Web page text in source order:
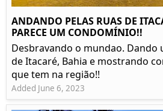
ANDANDO PELAS RUAS DE
PARECE UM CONDOMÍNIO!!
Desbravando o mundao. Dando
de Itacaré, Bahia e mostrando
que tem na região!!
Added June 6, 2023